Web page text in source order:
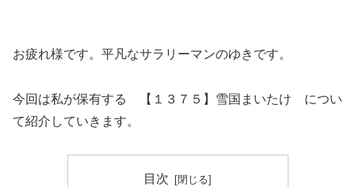
お疲れ様です。平凡なサラリーマンのゆきです。
今回は私が保有する 【１３７５】雪国まいたけ につい
て紹介していきます。
目次